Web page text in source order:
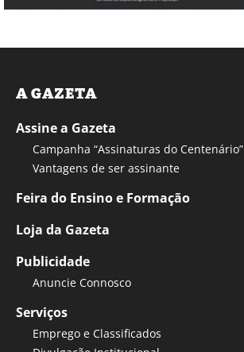
A GAZETA
Assine a Gazeta
Campanha “Assinaturas do Centenário”
Vantagens de ser assinante
Feira do Ensino e Formação
Loja da Gazeta
Publicidade
Anuncie Connosco
Serviços
Emprego e Classificados